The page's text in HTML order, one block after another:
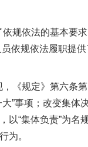
依法的基本要求
依规依法履职提供
《规定》第六条第
”事项；改变集体
以“集体负责”为名
为。